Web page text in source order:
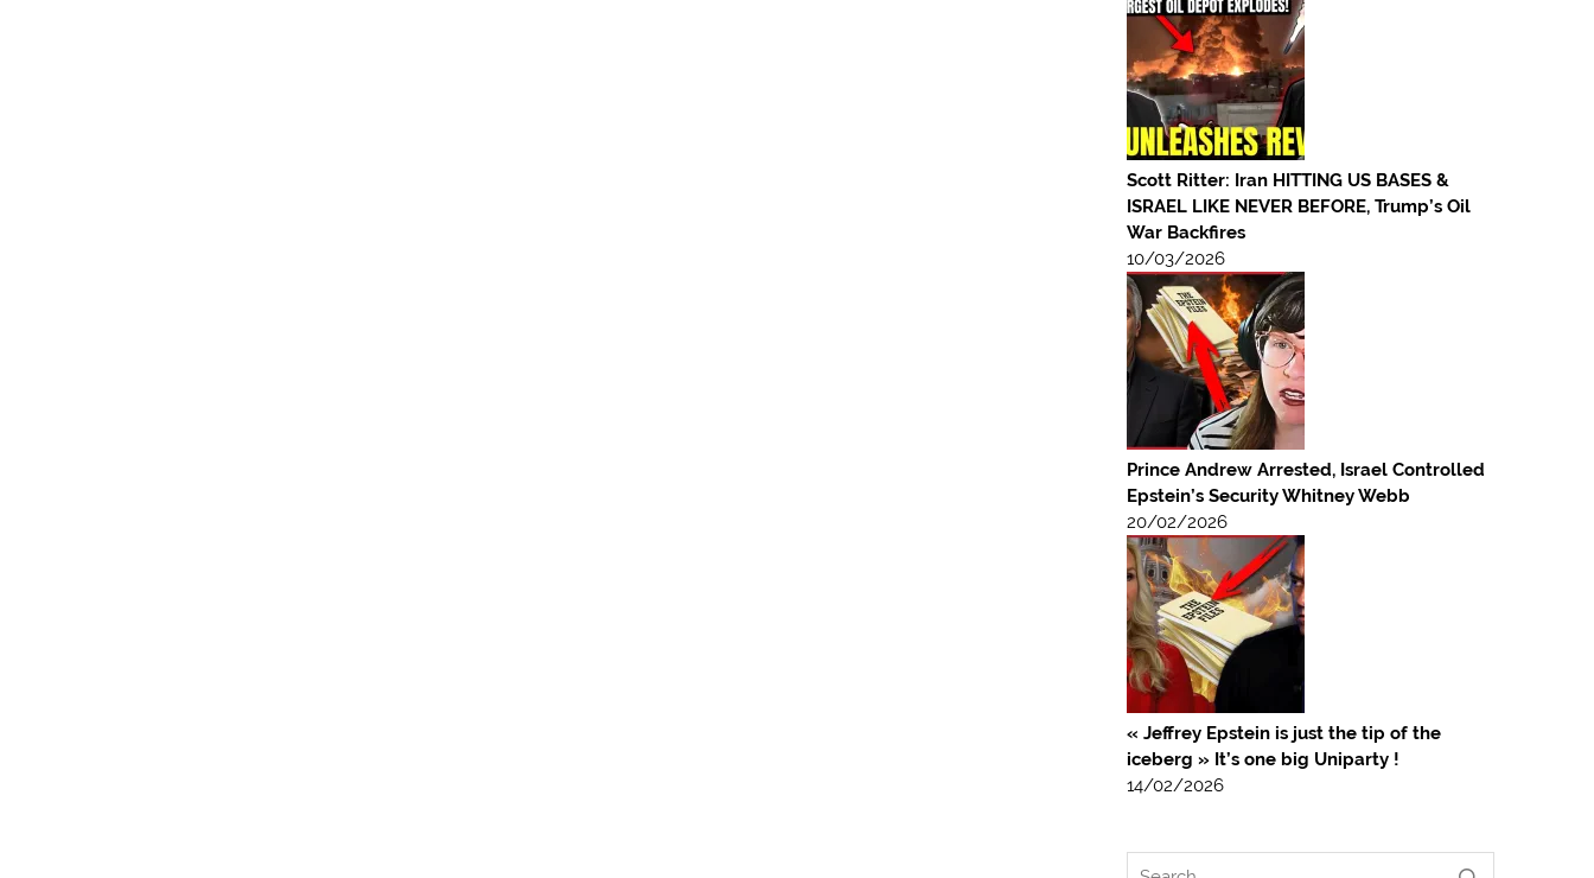
Scott Ritter: Iran HITTING US BASES &
ISRAEL LIKE NEVER BEFORE, Trump’s Oil
War Backfires
10/03/2026
Prince Andrew Arrested, Israel Controlled
Epstein’s Security Whitney Webb
20/02/2026
« Jeffrey Epstein is just the tip of the
iceberg » It’s one big Uniparty !
14/02/2026